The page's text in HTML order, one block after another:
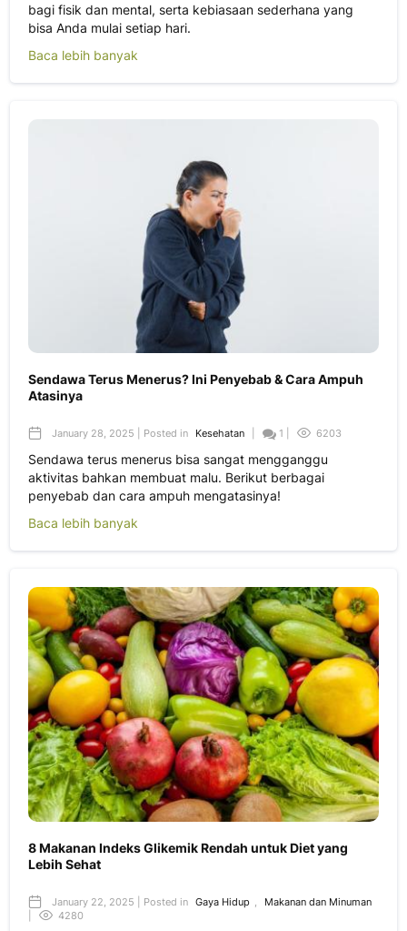
bagi fisik dan mental, serta kebiasaan sederhana yang
bisa Anda mulai setiap hari.
Baca lebih banyak
Sendawa Terus Menerus? Ini Penyebab & Cara Ampuh
Atasinya
January 28, 2025 | Posted in Kesehatan 1 | 6203
Sendawa terus menerus bisa sangat mengganggu
aktivitas bahkan membuat malu. Berikut berbagai
penyebab dan cara ampuh mengatasinya!
Baca lebih banyak
8 Makanan Indeks Glikemik Rendah untuk Diet yang
Lebih Sehat
January 22, 2025 | Posted in Gaya Hidup ,
Makanan dan Minuman
4280